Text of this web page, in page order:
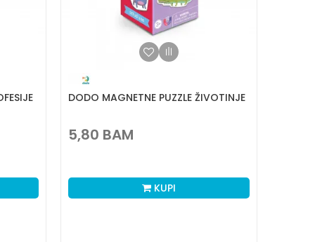
DODO MAGNETNE PUZZLE ŽIVOTINJE
5,80 BAM
KUPI